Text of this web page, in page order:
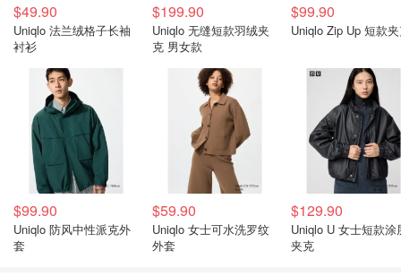
$49.90
Uniqlo 法兰绒格子长袖
衬衫
$199.90
Uniqlo 无缝短款羽绒夹
克 男女款
$99.90
Uniqlo Zip Up 短款
$99.90
Uniqlo 防风中性派克外
套
$59.90
Uniqlo 女士可水洗罗纹
外套
$129.90
Uniqlo U 女士短款涂
夹克